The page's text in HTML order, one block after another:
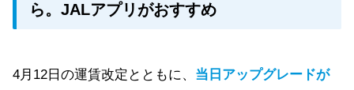
ら。JALアプリがおすすめ
4月12日の運賃改定とともに、 当日アップグレードが